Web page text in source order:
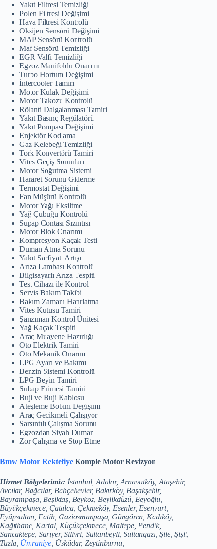
Yakıt Filtresi Temizliği
Polen Filtresi Değişimi
Hava Filtresi Kontrolü
Oksijen Sensörü Değişimi
MAP Sensörü Kontrolü
Maf Sensörü Temizliği
EGR Valfi Temizliği
Egzoz Manifoldu Onarımı
Turbo Hortum Değişimi
İntercooler Tamiri
Motor Kulak Değişimi
Motor Takozu Kontrolü
Rölanti Dalgalanması Tamiri
Yakıt Basınç Regülatörü
Yakıt Pompası Değişimi
Enjektör Kodlama
Gaz Kelebeği Temizliği
Tork Konvertörü Tamiri
Vites Geçiş Sorunları
Motor Soğutma Sistemi
Hararet Sorunu Giderme
Termostat Değişimi
Fan Müşürü Kontrolü
Motor Yağı Eksiltme
Yağ Çubuğu Kontrolü
Supap Contası Sızıntısı
Motor Blok Onarımı
Kompresyon Kaçak Testi
Duman Atma Sorunu
Yakıt Sarfiyatı Artışı
Arıza Lambası Kontrolü
Bilgisayarlı Arıza Tespiti
Test Cihazı ile Kontrol
Servis Bakım Takibi
Bakım Zamanı Hatırlatma
Vites Kutusu Tamiri
Şanzıman Kontrol Ünitesi
Yağ Kaçak Tespiti
Araç Muayene Hazırlığı
Oto Elektrik Tamiri
Oto Mekanik Onarım
LPG Ayarı ve Bakımı
Benzin Sistemi Kontrolü
LPG Beyin Tamiri
Subap Erimesi Tamiri
Buji ve Buji Kablosu
Ateşleme Bobini Değişimi
Araç Gecikmeli Çalışıyor
Sarsıntılı Çalışma Sorunu
Egzozdan Siyah Duman
Zor Çalışma ve Stop Etme
Bmw Motor Rektefiye Komple Motor Revizyon
Hizmet Bölgelerimiz: İstanbul, Adalar, Arnavutköy, Ataşehir,
Avcılar, Bağcılar, Bahçelievler, Bakırköy, Başakşehir,
Bayrampaşa, Beşiktaş, Beykoz, Beylikdüzü, Beyoğlu,
Büyükçekmece, Çatalca, Çekmeköy, Esenler, Esenyurt,
Eyüpsultan, Fatih, Gaziosmanpaşa, Güngören, Kadıköy,
Kağıthane, Kartal, Küçükçekmece, Maltepe, Pendik,
Sancaktepe, Sarıyer, Silivri, Sultanbeyli, Sultangazi, Şile, Şişli,
Tuzla, Ümraniye , Üsküdar, Zeytinburnu,